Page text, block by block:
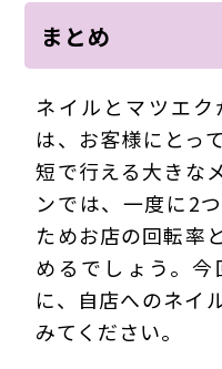
まとめ
ネイルとマツエ
は、お客様にとっ
短で行える大きな
ンでは、一度に2
ためお店の回転率
めるでしょう。
に、自店へのネイ
みてください。